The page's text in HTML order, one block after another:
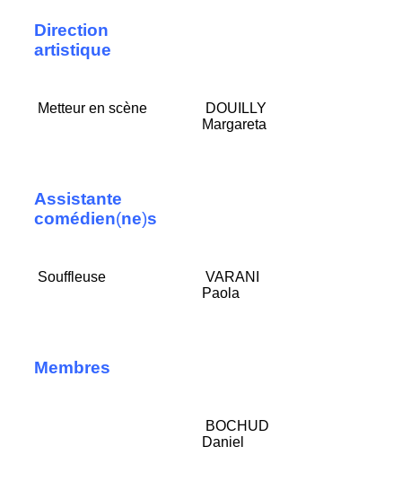
Direction
artistique
Metteur en scène
DOUILLY
Margareta
Assistante
comédien(ne)s
Souffleuse
VARANI
Paola
Membres
BOCHUD
Daniel